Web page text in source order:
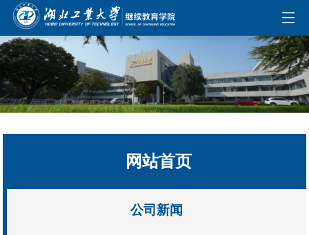
伟德国际(bevictor)官方网站-源自英国始于1946
网站首页
公司新闻